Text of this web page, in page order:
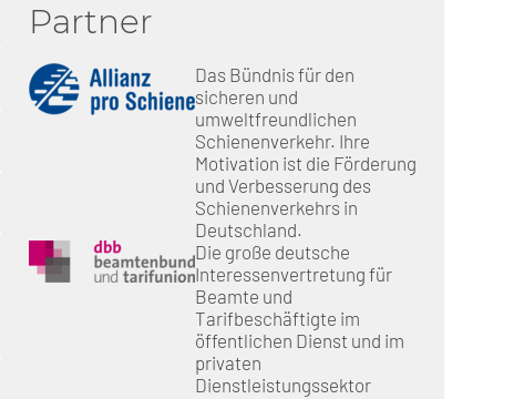
Partner
Das Bündnis für den
sicheren und
umweltfreundlichen
Schienenverkehr. Ihre
Motivation ist die Förderung
und Verbesserung des
Schienenverkehrs in
Deutschland.
Die große deutsche
Interessenvertretung für
Beamte und
Tarifbeschäftigte im
öffentlichen Dienst und im
privaten
Dienstleistungssektor